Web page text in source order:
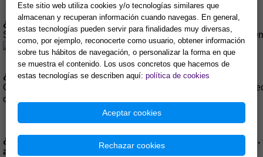
¿Vivimos, la mayoría de nosotros, en celdas de cristal?
Sí, vivimos en la ilusión de que ésta es la única vida que
¿Cómo podemos romper esta barrera invisible?
Con confianza y mente y corazón abiertos. Buscar una
observar a los otros sin juzgarlos.
¿Siempre necesitamos un terapeuta para
ayudar?
Este sitio web utiliza cookies y/o tecnologías similares que
almacenan y recuperan información cuando navegas. En general,
estas tecnologías pueden servir para finalidades muy diversas,
como, por ejemplo, reconocerte como usuario, obtener información
sobre tus hábitos de navegación, o personalizar la forma en que
se muestra el contenido. Los usos concretos que hacemos de
estas tecnologías se describen aquí: política de cookies
Aceptar cookies
Rechazar cookies